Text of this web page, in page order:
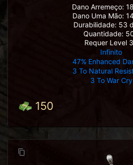
Dano Arremeço:
Dano Uma Mão:
Durabilidade: 53
Quantidade:
Requer Level
Infinito
47% Enhanced
3 To Natural
3 To War Cry
150